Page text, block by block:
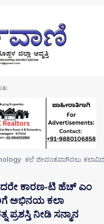
ಕಲೆ ಜೀವಂತವಾಗಿರಲು
ಕಾರಣ-ಟಿ ಹೆಚ್ ಎಂ
ಅಭಿನಯ ಕಲಾ
ಪ್ರಶಸ್ತಿ ನೀಡಿ ಸನ್ಮಾನ